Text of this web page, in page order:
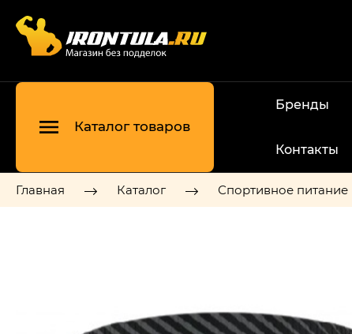
Каталог товаров
Бренды
Контакты
Главная Каталог Спортивное питание